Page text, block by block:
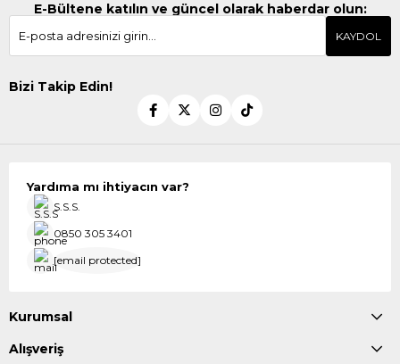
E-Bültene katılın ve güncel olarak haberdar olun:
KAYDOL
Bizi Takip Edin!
Yardıma mı ihtiyacın var?
S.S.S.
0850 305 3401
[email protected]
Kurumsal
Alışveriş